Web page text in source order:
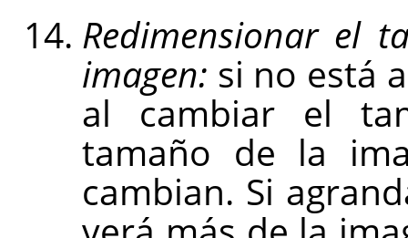
Redimensionar el
imagen: si no está
al cambiar el
tamaño de la
cambian. Si